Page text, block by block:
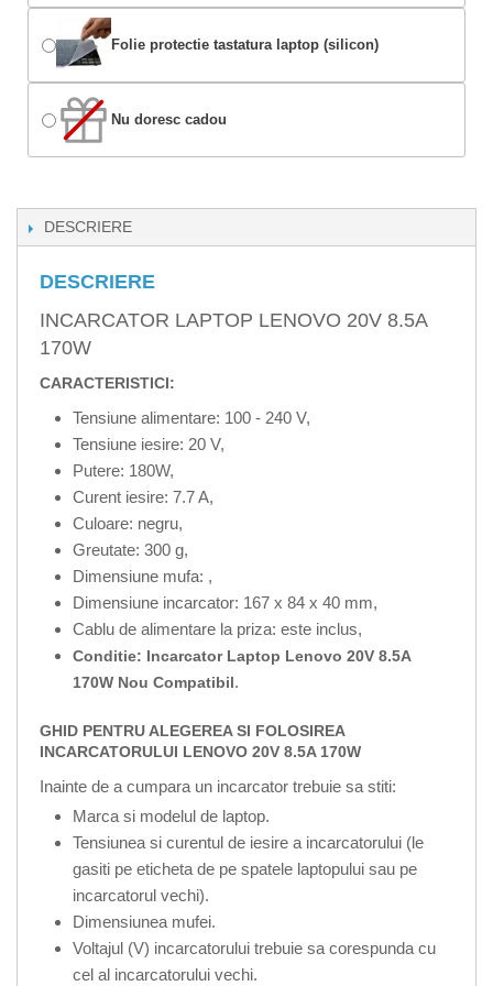
Folie protectie tastatura laptop (silicon)
Nu doresc cadou
DESCRIERE
DESCRIERE
INCARCATOR LAPTOP LENOVO 20V 8.5A
170W
CARACTERISTICI:
Tensiune alimentare: 100 - 240 V,
Tensiune iesire: 20 V,
Putere: 180W,
Curent iesire: 7.7 A,
Culoare: negru,
Greutate: 300 g,
Dimensiune mufa: ,
Dimensiune incarcator: 167 x 84 x 40 mm,
Cablu de alimentare la priza: este inclus,
Conditie: Incarcator Laptop Lenovo 20V 8.5A
170W Nou Compatibil.
GHID PENTRU ALEGEREA SI FOLOSIREA
INCARCATORULUI LENOVO 20V 8.5A 170W
Inainte de a cumpara un incarcator trebuie sa stiti:
Marca si modelul de laptop.
Tensiunea si curentul de iesire a incarcatorului (le
gasiti pe eticheta de pe spatele laptopului sau pe
incarcatorul vechi).
Dimensiunea mufei.
Voltajul (V) incarcatorului trebuie sa corespunda cu
cel al incarcatorului vechi.